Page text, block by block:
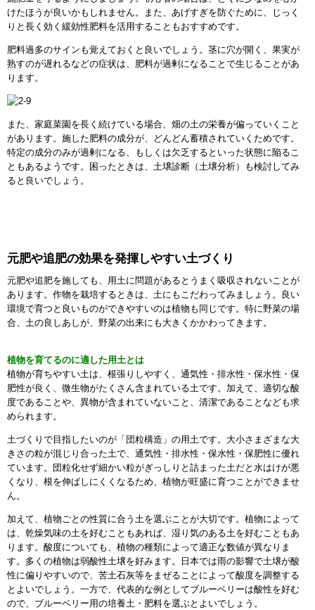
けたほうが良いかもしれません。また、あげすぎを防ぐために、じっく
りと長く効く緩効性肥料を活用することもおすすめです。
肥料過多のサインも覚えておくと良いでしょう。茎に穴が開く、果実が
熟すのが遅れるなどの症状は、肥料が過剰になることで生じることがあ
ります。
また、家庭菜園を長く続けている場合、畑の土の栄養が偏っていくこと
があります。施した肥料の成分が、どんどん蓄積されていくためです。
特定の成分のみが過剰になる、もしくは欠乏するといった状態に陥るこ
ともあるようです。困ったときは、土壌診断（土壌分析）も検討してみ
ると良いでしょう。
元肥や追肥の効果を発揮しやすい土づくり
元肥や追肥を施しても、用土に問題があるとうまく吸収されないことが
あります。作物を栽培するときは、土にもこだわってみましょう。良い
環境で育つと良いものができやすいのは植物も同じです。特に野菜の場
合、土の良しあしが、野菜の出来にも大きくかかわってきます。
植物を育てるのに適した用土とは
植物が育ちやすい土は、根張りしやすく、通気性・排水性・保水性・保
肥性が良く、微生物がたくさん含まれている土です。加えて、適切な酸
度であることや、異物が含まれていないこと、清潔であることなども求
められます。
土づくりで目指したいのが「団粒構造」の用土です。大小さまざまな大
きさの粒が混じり合った土で、通気性・排水性・保水性・保肥性に優れ
ています。団粒化せず細かい粒がぎっしりと詰まった土だと水はけが悪
くなり、根を伸ばしにくくなるため、植物が旺盛に育つことができませ
ん。
加えて、植物ごとの性質に合う土を選ぶことが大切です。植物によって
は、乾燥気味の土を好むこともあれば、湿り気のある土を好むこともあ
ります。酸度についても、植物の種類によって適正な数値が異なりま
す。多くの植物は弱酸性土壌を好みます。日本では雨の影響で土壌が酸
性に偏りやすいので、苦土石灰等をまぜることによって酸度を調整する
とよいでしょう。一方で、代表的な例としてブルーベリーは酸性を好む
ので、ブルーベリー用の培養土・肥料を選ぶとよいでしょう。